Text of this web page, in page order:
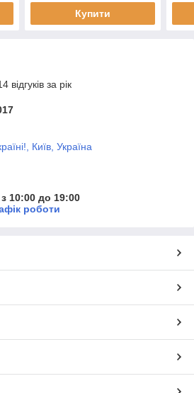
Купити
за рік
Київ, Україна
10:00 до 19:00
роботи